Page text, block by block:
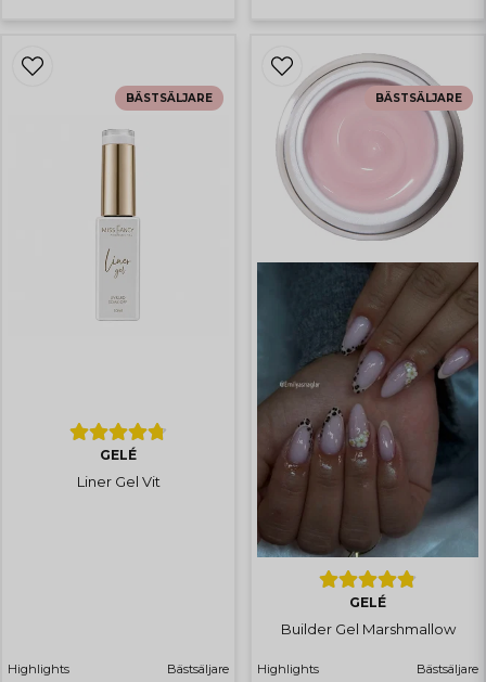
Superfint
GELÉ
Liner Gel Vit
Highlights Bästsäljare
BÄSTSÄLJARE
GELÉ
Builder Gel Marshmallow
Highlights Bästsäljare
BÄSTSÄLJARE